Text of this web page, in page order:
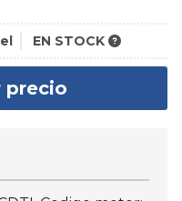
EN STOCK
precio